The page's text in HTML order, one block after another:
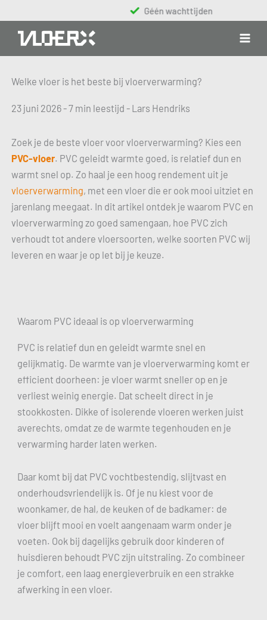
naar
inhoud
Géén wachttijden
Welke vloer is het beste bij vloerverwarming?
23 juni 2026 - 7 min leestijd - Lars Hendriks
Zoek je de beste vloer voor vloerverwarming? Kies een
PVC-vloer. PVC geleidt warmte goed, is relatief dun en
warmt snel op. Zo haal je een hoog rendement uit je
vloerverwarming, met een vloer die er ook mooi uitziet en
jarenlang meegaat. In dit artikel ontdek je waarom PVC en
vloerverwarming zo goed samengaan, hoe PVC zich
verhoudt tot andere vloersoorten, welke soorten PVC wij
leveren en waar je op let bij je keuze.
Waarom PVC ideaal is op vloerverwarming
PVC is relatief dun en geleidt warmte snel en
gelijkmatig. De warmte van je vloerverwarming komt er
efficient doorheen: je vloer warmt sneller op en je
verliest weinig energie. Dat scheelt direct in je
stookkosten. Dikke of isolerende vloeren werken juist
averechts, omdat ze de warmte tegenhouden en je
verwarming harder laten werken.
Daar komt bij dat PVC vochtbestendig, slijtvast en
onderhoudsvriendelijk is. Of je nu kiest voor de
woonkamer, de hal, de keuken of de badkamer: de
vloer blijft mooi en voelt aangenaam warm onder je
voeten. Ook bij dagelijks gebruik door kinderen of
huisdieren behoudt PVC zijn uitstraling. Zo combineer
je comfort, een laag energieverbruik en een strakke
afwerking in een vloer.